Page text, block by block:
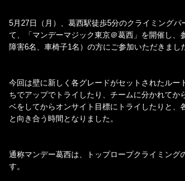
5月27日（月）、葛西駅徒歩5分のクライミングパ
て、「マンデーマジック東京＠葛西」を開催し、
障害6名、車椅子1名）の方にご参加いただきまし
今回は壁に新しく各グレードがセットされたルー
ちでアップでトライしたり、チームに分かれてか
ベをしてからオンサイト目標にトライしたりと、
と向き合う時間となりました。
通称マンデー葛西は、トップロープクライミング
す。